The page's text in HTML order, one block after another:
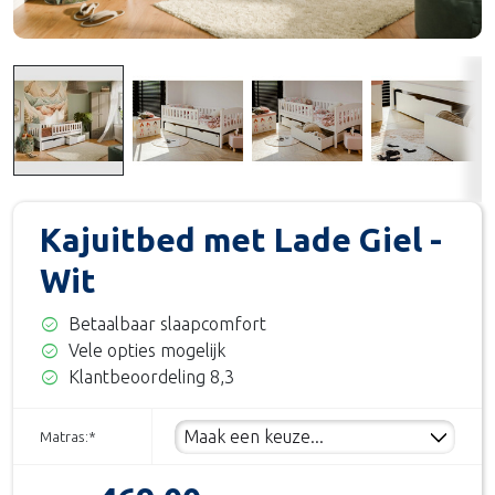
Kajuitbed met Lade Giel -
Wit
check_circle Betaalbaar slaapcomfort
check_circle Vele opties mogelijk
check_circle Klantbeoordeling 8,3
Matras:*